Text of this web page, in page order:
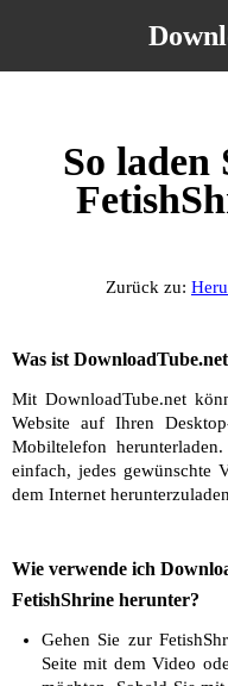
So laden
Zurück zu:
Was ist
Mit DownloadTube.net
Website auf Ihren
Mobiltelefon
einfach, jedes gewünschte
dem Internet
Wie verwende ich
FetishShrine herunter?
Gehen Sie zur
Seite mit dem Video